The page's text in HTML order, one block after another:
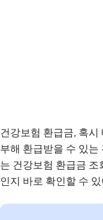
건강보험 환급금, 혹
부해 환급받을 수 있
는 건강보험 환급금
인지 바로 확인할 수